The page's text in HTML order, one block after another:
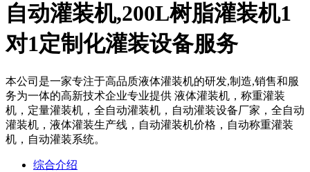
自动灌装机,200L树脂灌装机1
对1定制化灌装设备服务
本公司是一家专注于高品质液体灌装机的研发,制造,销售和服
务为一体的高新技术企业专业提供 液体灌装机，称重灌装
机，定量灌装机，全自动灌装机，自动灌装设备厂家，全自动
灌装机，液体灌装生产线，自动灌装机价格，自动称重灌装
机，自动灌装系统。
综合介绍